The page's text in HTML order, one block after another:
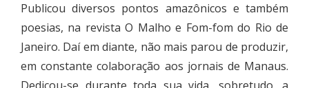
Publicou diversos pontos amazônicos e também
poesias, na revista O Malho e Fom-fom do Rio de
Janeiro. Daí em diante, não mais parou de produzir,
em constante colaboração aos jornais de Manaus.